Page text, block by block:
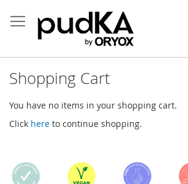
to
Content
Shopping Cart
You have no items in your shopping cart.
Click here to continue shopping.